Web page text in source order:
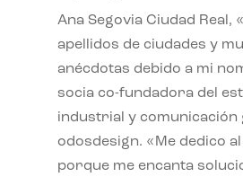
Ana Segovia Ciudad Real,
apellidos de ciudades y
anécdotas debido a mi
socia co-fundadora del
industrial y comunicación
odosdesign. «Me dedico
porque me encanta